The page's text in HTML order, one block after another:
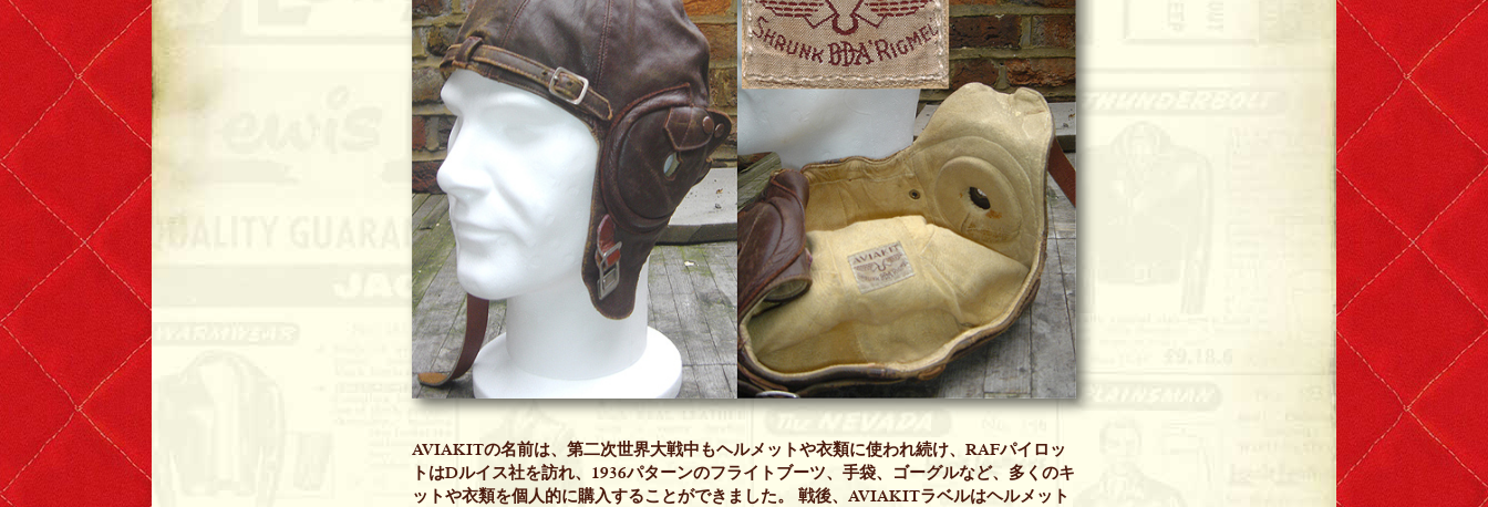
Books & Magazines
Leather Care Products
Lewis Leathers × PORTER
AVIAKITの名前は、第二次世界大戦中もヘルメットや衣類に使われ続け、RAFパイロッ
トはDルイス社を訪れ、1936パターンのフライトブーツ、手袋、ゴーグルなど、多くのキ
ットや衣類を個人的に購入することができました。 戦後、AVIAKITラベルはヘルメット